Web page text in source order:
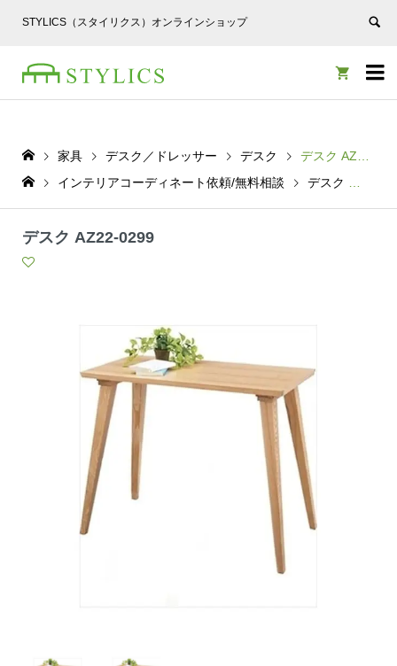
STYLICS（スタイリクス）オンラインショップ


家具 デスク／ドレッサー デスク
デスク AZ22-0299
インテリアコーディネート依頼/無料相談
デスク
デスク AZ22-0299